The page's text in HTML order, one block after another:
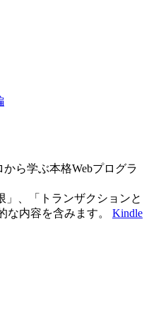
から学ぶ本格Webプログラ
」、「トランザクションと
な内容を含みます。 Kindle